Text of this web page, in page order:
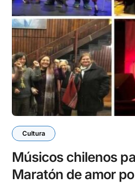
Cultura
Músicos chilenos
Maratón de amor